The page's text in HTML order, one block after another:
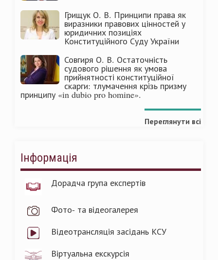
Грищук О. В. Принципи права як
виразники правових цінностей у
юридичних позиціях
Конституційного Суду України
Совгиря О. В. Остаточність
судового рішення як умова
прийнятності конституційної
скарги: тлумачення крізь призму
принципу «in dubio pro homine».
Переглянути всі
Інформація
Дорадча група експертів
Фото- та відеогалерея
Відеотрансляція засідань КСУ
Віртуальна екскурсія